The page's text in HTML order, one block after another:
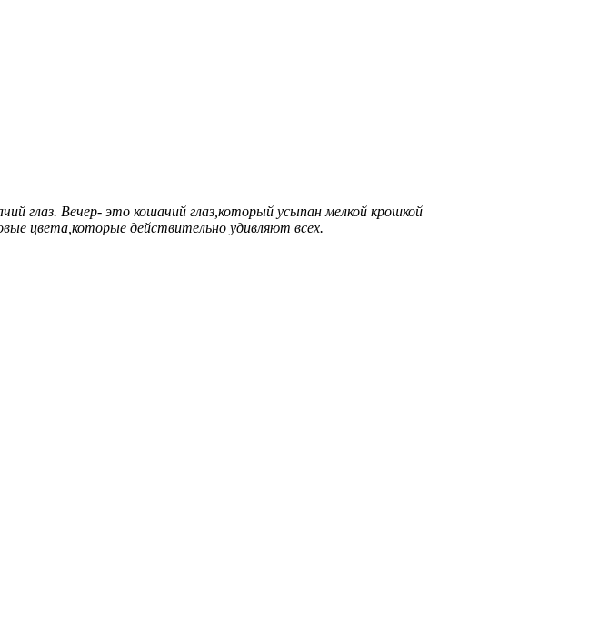
глаз. Вечер- это кошачий глаз,который усыпан мелкой крошкой
цвета,которые действительно удивляют всех.